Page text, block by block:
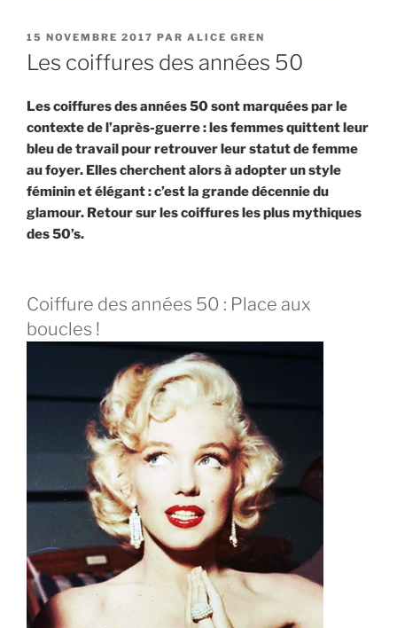
PUBLIÉ
LE
15 NOVEMBRE 2017 PAR ALICE GREN
Les coiffures des années 50
Les coiffures des années 50 sont marquées par le
contexte de l’après-guerre : les femmes quittent leur
bleu de travail pour retrouver leur statut de femme
au foyer. Elles cherchent alors à adopter un style
féminin et élégant : c’est la grande décennie du
glamour. Retour sur les coiffures les plus mythiques
des 50’s.
Coiffure des années 50 : Place aux
boucles !